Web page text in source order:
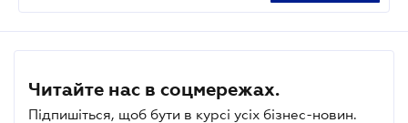
Читайте нас в соцмережах.
Підпишіться, щоб бути в курсі усіх бізнес-новин.